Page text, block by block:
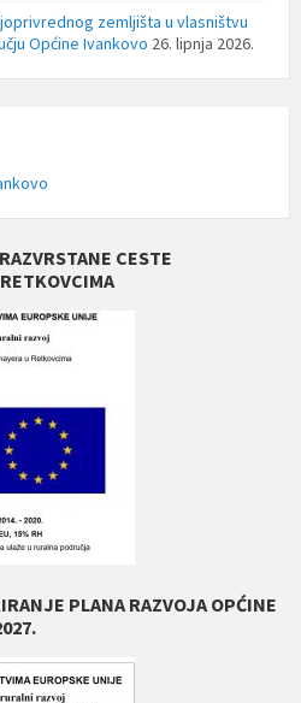
zemljišta u vlasništvu
Općine Ivankovo 26. lipnja 2026.
CESTE
PLANA RAZVOJA OPĆINE